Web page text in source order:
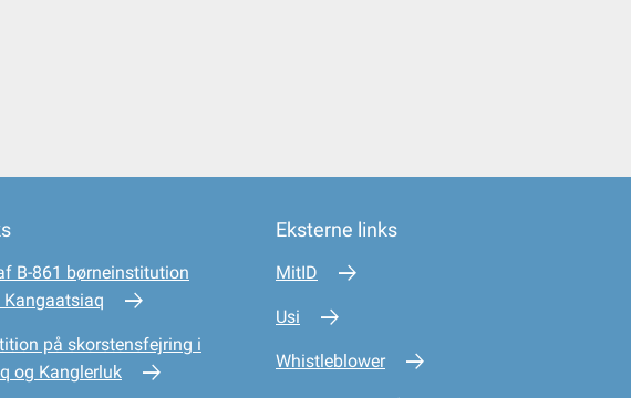
B-861 børneinstitution
på skorstensfejring i
og Kanglerluk
Eksterne links
MitID
Usi
Whistleblower